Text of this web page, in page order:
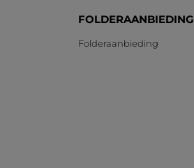
FOLDERAANBIEDING
Folderaanbieding